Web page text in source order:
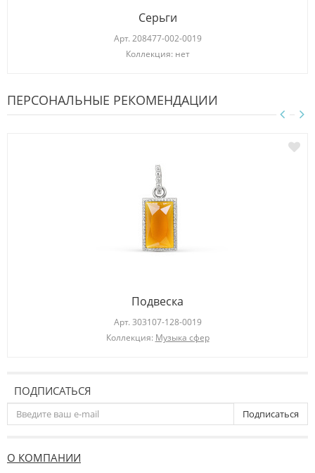
Серьги
Арт. 208477-002-0019
Коллекция: нет
ПЕРСОНАЛЬНЫЕ РЕКОМЕНДАЦИИ
Подвеска
Арт. 303107-128-0019
Коллекция: Музыка сфер
ПОДПИСАТЬСЯ
Подписаться
О КОМПАНИИ